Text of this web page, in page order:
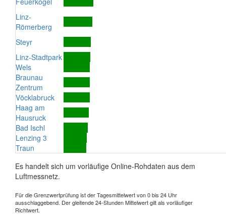
Linz-
Römerberg
Steyr
Linz-Stadtpark
Wels
Braunau
Zentrum
Vöcklabruck
Haag am
Hausruck
Bad Ischl
Lenzing 3
Traun
Es handelt sich um vorläufige Online-Rohdaten aus dem
Luftmessnetz.
Für die Grenzwertprüfung ist der Tagesmittelwert von 0 bis 24 Uhr
ausschlaggebend. Der gleitende 24-Stunden Mittelwert gilt als vorläufiger
Richtwert.